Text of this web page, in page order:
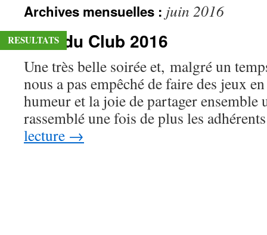
contenu
Archives mensuelles : juin 2016
Fête du Club 2016
Une très belle soirée et, malgré un
nous a pas empêché de faire des jeux
humeur et la joie de partager
rassemblé une fois de plus les
lecture →
RESULTATS